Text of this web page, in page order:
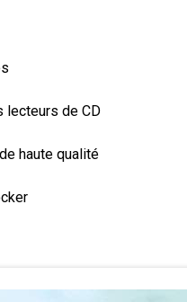
lecteurs de CD
haute qualité